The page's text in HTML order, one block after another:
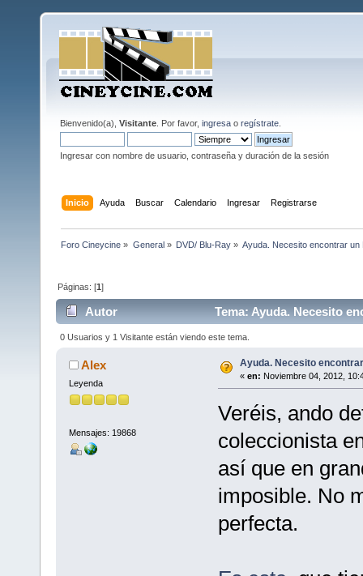
Bienvenido(a), Visitante . Por favor, ingresa o regístrate
Ingresar con nombre de usuario, contraseña y duración de la sesión
Inicio Ayuda Buscar Calendario Ingresar Registrarse
Foro Cineycine » General» DVD/ Blu-Ray» Ayuda. Necesito encontrar un
Páginas: [1]
Autor Tema: Ayuda. Necesito
0 Usuarios y 1 Visitante están viendo este tema.
Alex
Leyenda
Mensajes: 19868
Ayuda. Necesito
« en: Noviembre 04, 2012,
Veréis, ando
coleccionista
así que en
imposible. No
perfecta.